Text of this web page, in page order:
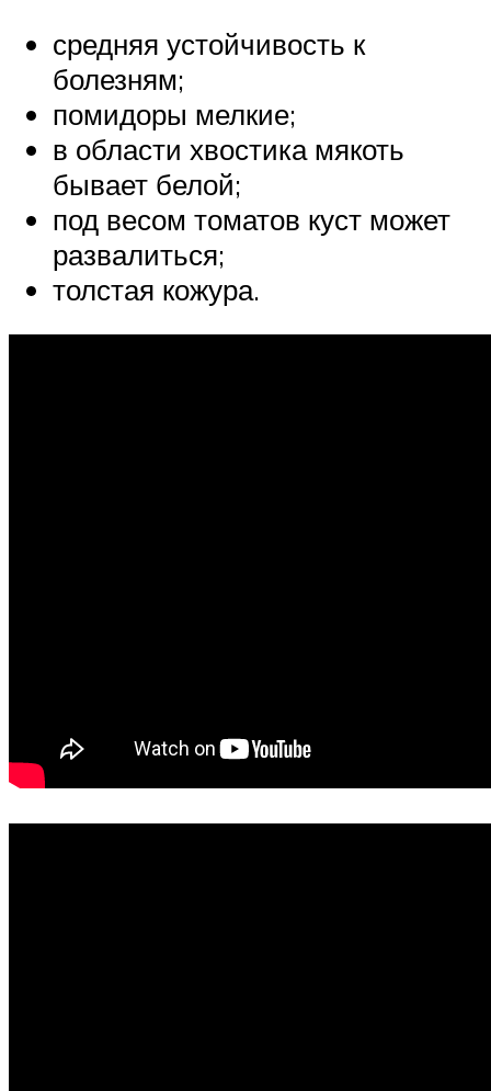
средняя устойчивость к
болезням;
помидоры мелкие;
в области хвостика мякоть
бывает белой;
под весом томатов куст может
развалиться;
толстая кожура.